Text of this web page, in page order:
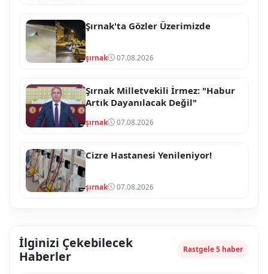
Şırnak'ta Gözler Üzerimizde
şırnak 07.08.2026
Şırnak Milletvekili İrmez: "Habur
Artık Dayanılacak Değil"
şırnak 07.08.2026
Cizre Hastanesi Yenileniyor!
şırnak 07.08.2026
İlginizi Çekebilecek
Haberler
Rastgele 5 haber